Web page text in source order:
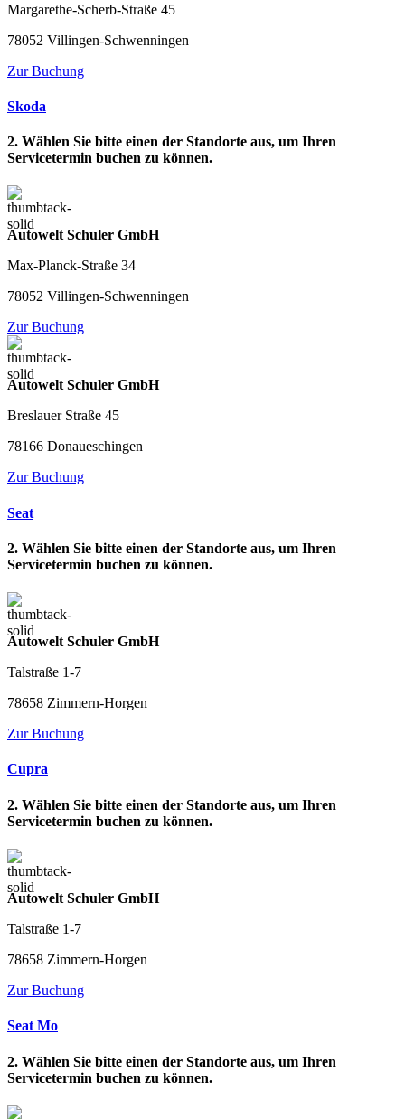
Margarethe-Scherb-Straße 45
78052 Villingen-Schwenningen
Zur Buchung
Skoda
2. Wählen Sie bitte einen der Standorte aus, um Ihren
Servicetermin buchen zu können.
Autowelt Schuler GmbH
Max-Planck-Straße 34
78052 Villingen-Schwenningen
Zur Buchung
Autowelt Schuler GmbH
Breslauer Straße 45
78166 Donaueschingen
Zur Buchung
Seat
2. Wählen Sie bitte einen der Standorte aus, um Ihren
Servicetermin buchen zu können.
Autowelt Schuler GmbH
Talstraße 1-7
78658 Zimmern-Horgen
Zur Buchung
Cupra
2. Wählen Sie bitte einen der Standorte aus, um Ihren
Servicetermin buchen zu können.
Autowelt Schuler GmbH
Talstraße 1-7
78658 Zimmern-Horgen
Zur Buchung
Seat Mo
2. Wählen Sie bitte einen der Standorte aus, um Ihren
Servicetermin buchen zu können.